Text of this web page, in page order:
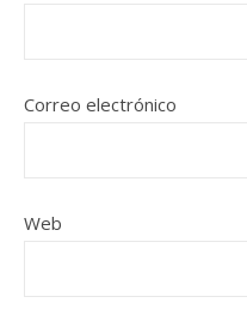
Correo electrónico
Web